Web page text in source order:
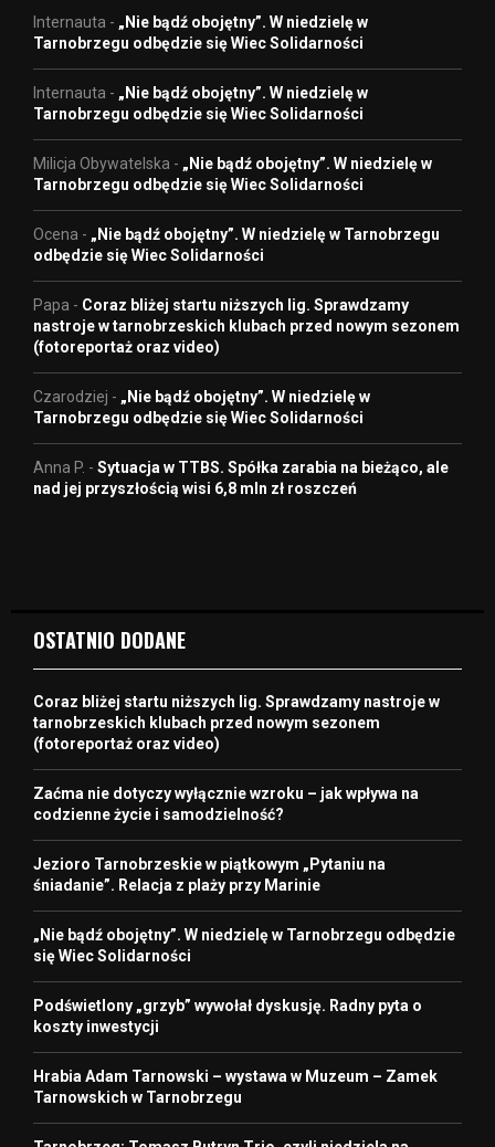
Internauta - „Nie bądź obojętny”. W niedzielę w
Tarnobrzegu odbędzie się Wiec Solidarności
Internauta - „Nie bądź obojętny”. W niedzielę w
Tarnobrzegu odbędzie się Wiec Solidarności
Milicja Obywatelska - „Nie bądź obojętny”. W niedzielę w
Tarnobrzegu odbędzie się Wiec Solidarności
Ocena - „Nie bądź obojętny”. W niedzielę w Tarnobrzegu
odbędzie się Wiec Solidarności
Papa - Coraz bliżej startu niższych lig. Sprawdzamy
nastroje w tarnobrzeskich klubach przed nowym sezonem
(fotoreportaż oraz video)
Czarodziej - „Nie bądź obojętny”. W niedzielę w
Tarnobrzegu odbędzie się Wiec Solidarności
Anna P. - Sytuacja w TTBS. Spółka zarabia na bieżąco, ale
nad jej przyszłością wisi 6,8 mln zł roszczeń
OSTATNIO DODANE
Coraz bliżej startu niższych lig. Sprawdzamy nastroje w
tarnobrzeskich klubach przed nowym sezonem
(fotoreportaż oraz video)
Zaćma nie dotyczy wyłącznie wzroku – jak wpływa na
codzienne życie i samodzielność?
Jezioro Tarnobrzeskie w piątkowym „Pytaniu na
śniadanie”. Relacja z plaży przy Marinie
„Nie bądź obojętny”. W niedzielę w Tarnobrzegu odbędzie
się Wiec Solidarności
Podświetlony „grzyb” wywołał dyskusję. Radny pyta o
koszty inwestycji
Hrabia Adam Tarnowski – wystawa w Muzeum – Zamek
Tarnowskich w Tarnobrzegu